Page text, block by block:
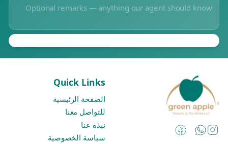
Instagram
WhatsApp
Facebook
Quick Links
الصفحة الرئيسية
للتواصل معنا
نبذة عنا
سياسة الخصوصية